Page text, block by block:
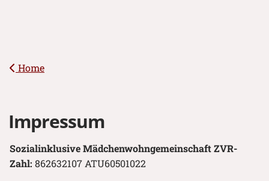
Home
Impressum
Sozialinklusive MädchenwohngemeinschaftZVR-
Zahl: 862632107 ATU60501022